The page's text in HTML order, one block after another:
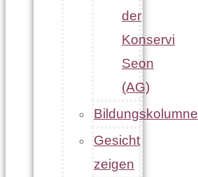
der
Konservi
Seon
(AG)
Bildungskolumne
Gesicht
zeigen